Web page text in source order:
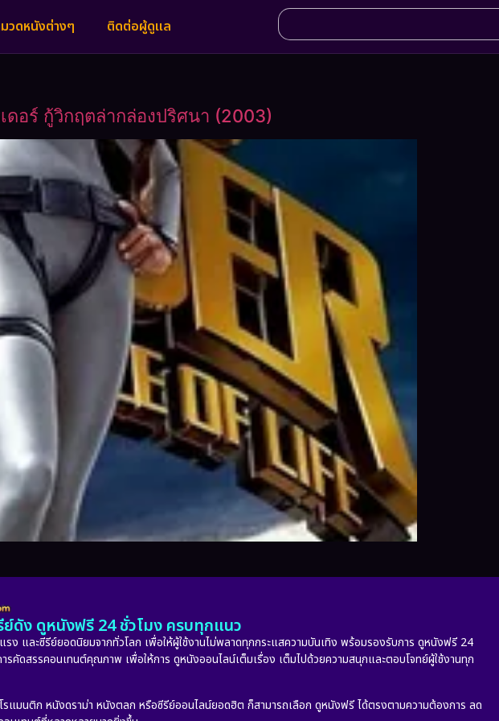
วดหนังต่างๆ ติดต่อผู้ดูแล
ดอร์ กู้วิกฤตล่ากล่องปริศนา (2003)
ดัง ดูหนังฟรี 24 ชั่วโมง ครบทุกแนว
และซีรีย์ยอดนิยมจากทั่วโลก เพื่อให้ผู้ใช้งานไม่พลาดทุกกระแสความบันเทิง พร้อมรองรับการ ดูหนังฟรี 24
คัดสรรคอนเทนต์คุณภาพ เพื่อให้การ ดูหนังออนไลน์เต็มเรื่อง เต็มไปด้วยความสนุกและตอบโจทย์ผู้ใช้งานทุก
รแมนติก หนังดราม่า หนังตลก หรือซีรีย์ออนไลน์ยอดฮิต ก็สามารถเลือก ดูหนังฟรี ได้ตรงตามความต้องการ ลด